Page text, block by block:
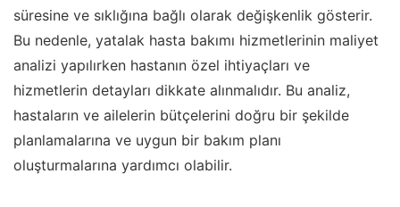
süresine ve sıklığına bağlı olarak değişkenlik gösterir.
Bu nedenle, yatalak hasta bakımı hizmetlerinin maliyet
analizi yapılırken hastanın özel ihtiyaçları ve
hizmetlerin detayları dikkate alınmalıdır. Bu analiz,
hastaların ve ailelerin bütçelerini doğru bir şekilde
planlamalarına ve uygun bir bakım planı
oluşturmalarına yardımcı olabilir.